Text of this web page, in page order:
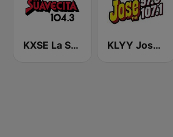
KXSE La Suavecita 104.3 FM KLYY José 97.5 y 107.1